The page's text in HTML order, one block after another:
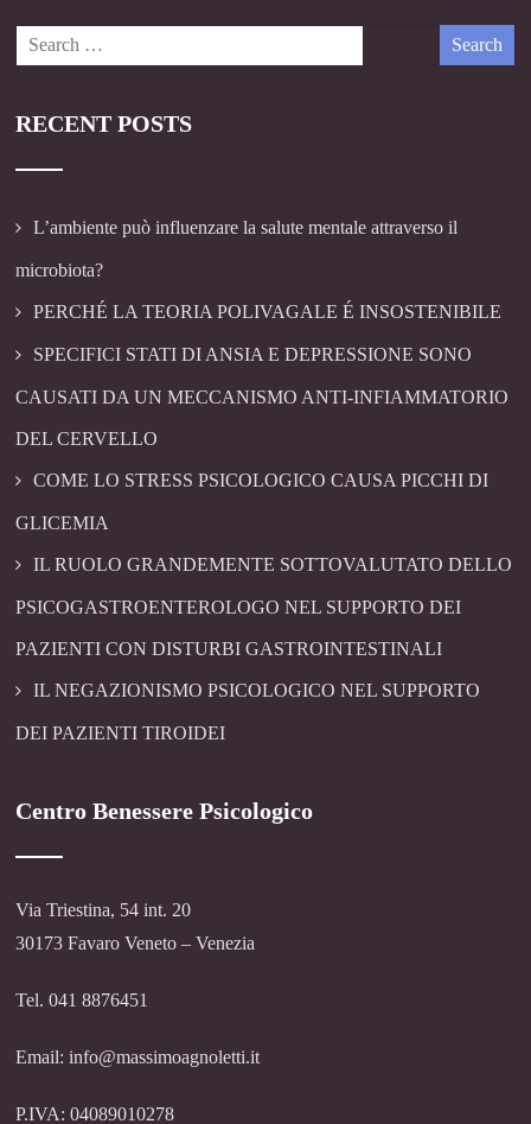
RECENT POSTS
L’ambiente può influenzare la salute mentale attraverso il
microbiota?
PERCHÉ LA TEORIA POLIVAGALE É INSOSTENIBILE
SPECIFICI STATI DI ANSIA E DEPRESSIONE SONO
CAUSATI DA UN MECCANISMO ANTI-INFIAMMATORIO
DEL CERVELLO
COME LO STRESS PSICOLOGICO CAUSA PICCHI DI
GLICEMIA
IL RUOLO GRANDEMENTE SOTTOVALUTATO DELLO
PSICOGASTROENTEROLOGO NEL SUPPORTO DEI
PAZIENTI CON DISTURBI GASTROINTESTINALI
IL NEGAZIONISMO PSICOLOGICO NEL SUPPORTO
DEI PAZIENTI TIROIDEI
Centro Benessere Psicologico
Via Triestina, 54 int. 20
30173 Favaro Veneto – Venezia
Tel. 041 8876451
Email: info@massimoagnoletti.it
P.IVA: 04089010278